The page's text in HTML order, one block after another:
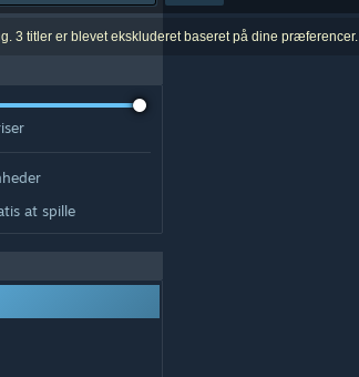
3 titler er blevet ekskluderet baseret på dine præferencer.
at spille